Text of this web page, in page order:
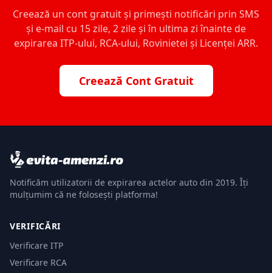
Creează un cont gratuit și primești notificări prin SMS
și e-mail cu 15 zile, 2 zile și în ultima zi înainte de
expirarea ITP-ului, RCA-ului, Rovinietei și Licenței ARR.
Creează Cont Gratuit
Notificăm utilizatorii de expirarea actelor auto din 2019. Îți
mulțumim că ne folosești platforma!
VERIFICĂRI
Verificare ITP
Verificare RCA